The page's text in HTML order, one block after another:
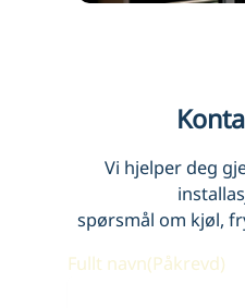
Vi hjelper deg
spørsmål om kjøl,
Fullt navn(Påkrevd)